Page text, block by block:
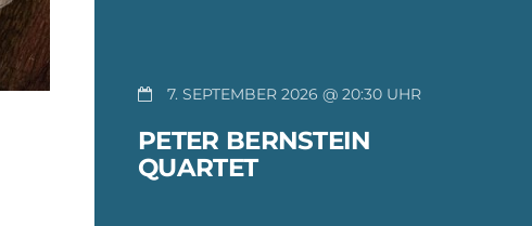
7. SEPTEMBER 2026 @ 20:30
PETER BERNSTEIN
QUARTET